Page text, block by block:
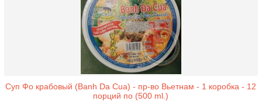
Суп Фо крабовый (Banh Da Cua) - пр-во Вьетнам - 1 коробка - 12
порций по (500 ml.)